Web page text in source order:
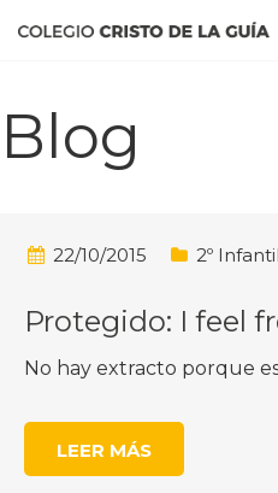
Blog
22/10/2015 2º Infantil
Protegido: I feel
No hay extracto porque
LEER MÁS